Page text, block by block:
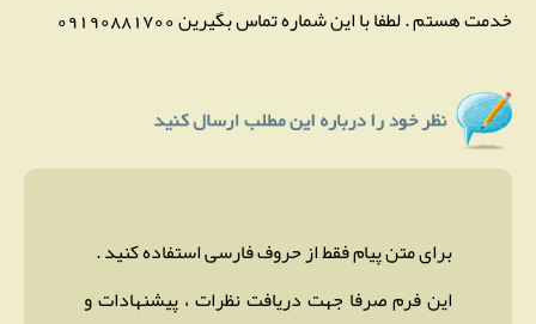
خدمت هستم . لطفا با این شماره تماس بگیرین 09190881700
برای متن پیام فقط از حروف فارسی استفاده کنید .
این فرم صرفا جهت دریافت نظرات ، پیشنهادات و